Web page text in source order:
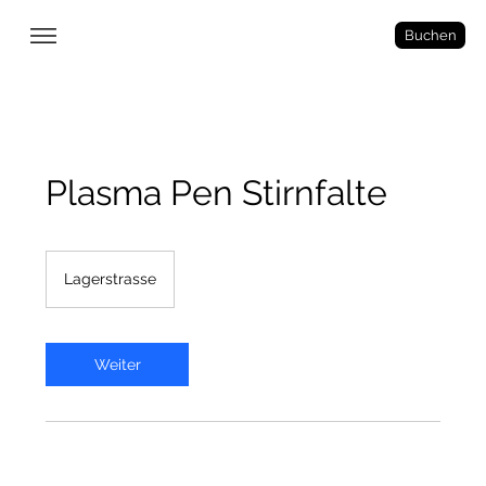
Buchen
Plasma Pen Stirnfalte
Lagerstrasse
Weiter